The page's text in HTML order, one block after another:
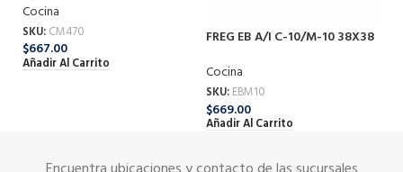
Cocina
SKU: CM470
$667.00
Añadir Al Carrito
FREG EB A/I C-10/M-10 38X38
Cocina
SKU: EBM10
$669.00
Añadir Al Carrito